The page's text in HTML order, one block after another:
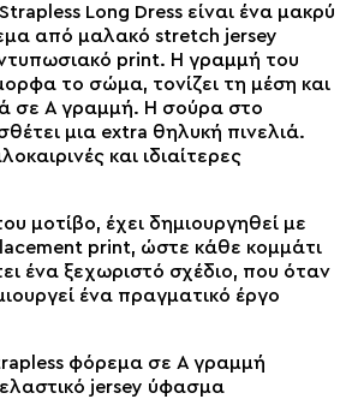
Long Dress είναι ένα μακρύ
από μαλακό stretch jersey
print. Η γραμμή του
το σώμα, τονίζει τη μέση και
σε Α γραμμή. Η σούρα στο
μια extra θηλυκή πινελιά.
και ιδιαίτερες
μοτίβο, έχει δημιουργηθεί με
print, ώστε κάθε κομμάτι
ένα ξεχωριστό σχέδιο, που όταν
ένα πραγματικό έργο
φόρεμα σε Α γραμμή
jersey ύφασμα